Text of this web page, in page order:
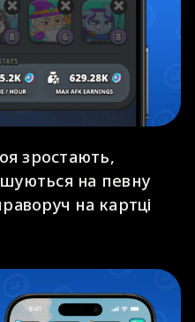
зростають,
на певну
на картці